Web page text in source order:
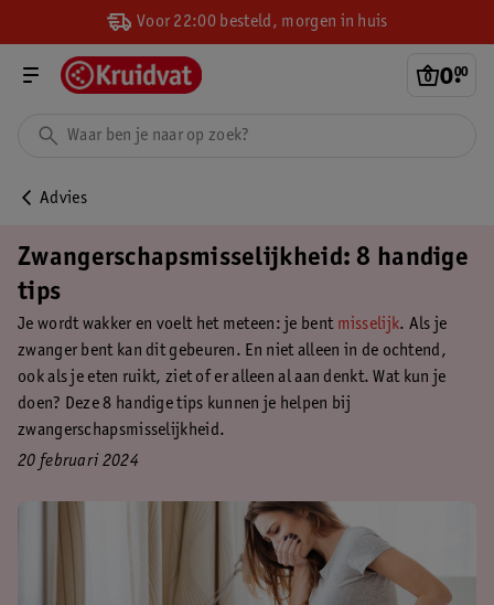
Voor 22:00 besteld, morgen in huis
0.
00
Advies
Zwangerschapsmisselijkheid: 8 handige
tips
Je wordt wakker en voelt het meteen: je bent misselijk. Als je
zwanger bent kan dit gebeuren. En niet alleen in de ochtend,
ook als je eten ruikt, ziet of er alleen al aan denkt. Wat kun je
doen? Deze 8 handige tips kunnen je helpen bij
zwangerschapsmisselijkheid.
20 februari 2024